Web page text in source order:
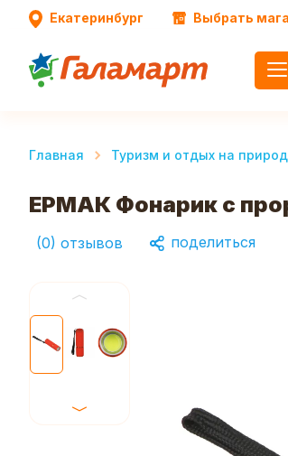
Екатеринбург Выбрать
Главная Туризм и отдых на
ЕРМАК Фонарик с
(0) отзывов поделиться